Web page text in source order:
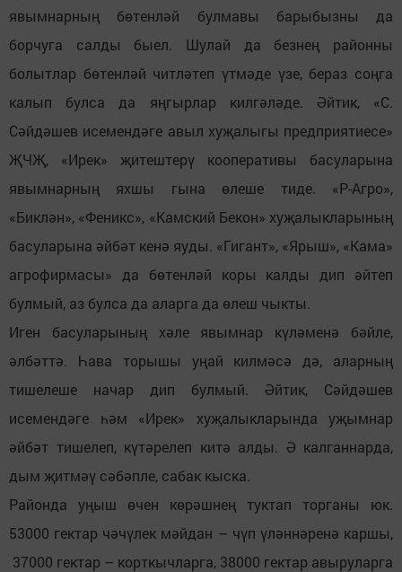
явымнарның бөтенләй булмавы барыбызны да
борчуга салды быел. Шулай да безнең районны
болытлар бөтенләй читләтеп үтмәде үзе, бераз соңга
калып булса да яңгырлар килгәләде. Әйтик, «С.
Сәйдәшев исемендәге авыл хуҗалыгы предприятиесе»
ҖЧҖ, «Ирек» җитештерү кооперативы басуларына
явымнарның яхшы гына өлеше тиде. «Р-Агро»,
«Биклән», «Феникс», «Камский Бекон» хуҗалыкларының
басуларына әйбәт кенә яуды. «Гигант», «Ярыш», «Кама»
агрофирмасы» да бөтенләй коры калды дип әйтеп
булмый, аз булса да аларга да өлеш чыкты.
Иген басуларының хәле явымнар күләменә бәйле,
әлбәттә. Һава торышы уңай килмәсә дә, аларның
тишелеше начар дип булмый. Әйтик, Сәйдәшев
исемендәге һәм «Ирек» хуҗалыкларында уҗымнар
әйбәт тишелеп, күтәрелеп китә алды. Ә калганнарда,
дым җитмәү сәбәпле, сабак кыска.
Районда уңыш өчен көрәшнең туктап торганы юк.
53000 гектар чәчүлек мәйдан – чүп үләннәренә каршы,
37000 гектар – корткычларга, 38000 гектар авыруларга